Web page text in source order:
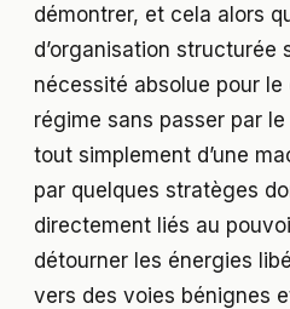
démontrer, et cela alors
d’organisation structurée
nécessité absolue pour
régime sans passer par le
tout simplement d’une
par quelques stratèges
directement liés au
détourner les énergies
vers des voies bénignes